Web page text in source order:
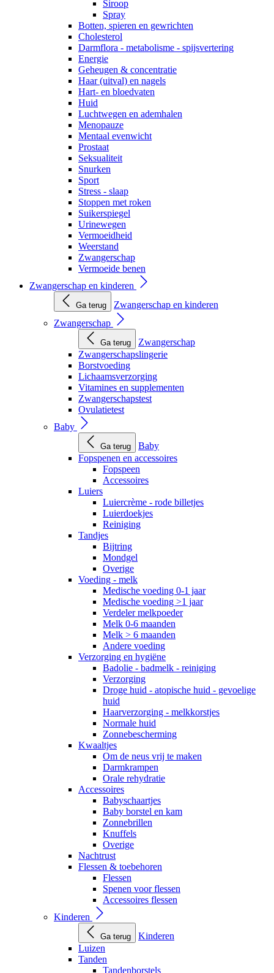
Siroop
Spray
Botten, spieren en gewrichten
Cholesterol
Darmflora - metabolisme - spijsvertering
Energie
Geheugen & concentratie
Haar (uitval) en nagels
Hart- en bloedvaten
Huid
Luchtwegen en ademhalen
Menopauze
Mentaal evenwicht
Prostaat
Seksualiteit
Snurken
Sport
Stress - slaap
Stoppen met roken
Suikerspiegel
Urinewegen
Vermoeidheid
Weerstand
Zwangerschap
Vermoeide benen
Zwangerschap en kinderen
Ga terug
Zwangerschap en kinderen
Zwangerschap
Ga terug
Zwangerschap
Zwangerschapslingerie
Borstvoeding
Lichaamsverzorging
Vitamines en supplementen
Zwangerschapstest
Ovulatietest
Baby
Ga terug
Baby
Fopspenen en accessoires
Fopspeen
Accessoires
Luiers
Luiercrème - rode billetjes
Luierdoekjes
Reiniging
Tandjes
Bijtring
Mondgel
Overige
Voeding - melk
Medische voeding 0-1 jaar
Medische voeding >1 jaar
Verdeler melkpoeder
Melk 0-6 maanden
Melk > 6 maanden
Andere voeding
Verzorging en hygiëne
Badolie - badmelk - reiniging
Verzorging
Droge huid - atopische huid - gevoelige
huid
Haarverzorging - melkkorstjes
Normale huid
Zonnebescherming
Kwaaltjes
Om de neus vrij te maken
Darmkrampen
Orale rehydratie
Accessoires
Babyschaartjes
Baby borstel en kam
Zonnebrillen
Knuffels
Overige
Nachtrust
Flessen & toebehoren
Flessen
Spenen voor flessen
Accessoires flessen
Kinderen
Ga terug
Kinderen
Luizen
Tanden
Tandenborstels